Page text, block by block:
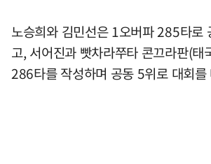
노승희와 김민선은 1오버파 285타로
고, 서어진과 빳차라쭈타 콘끄라판(태
286타를 작성하며 공동 5위로 대회를